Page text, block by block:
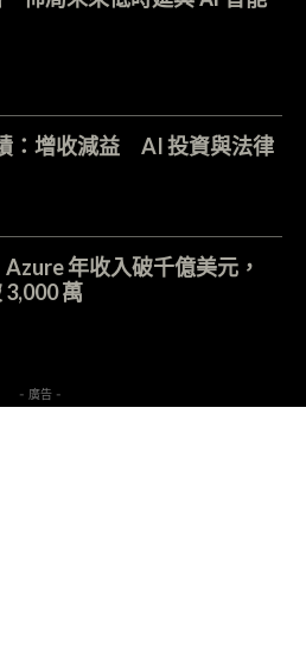
：增收減益 AI 投資與法律
年收入破千億美元，
萬
- 廣告 -